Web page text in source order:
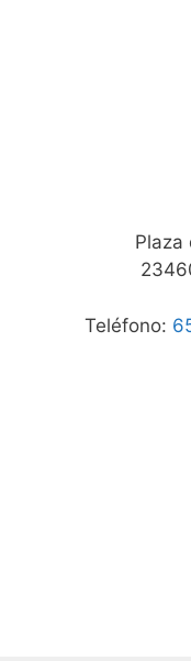
Plaza
Teléfono: